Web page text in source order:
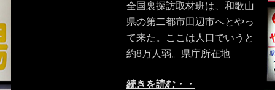
全国裏探訪取材班は、和歌山
県の第二都市田辺市へとやっ
て来た。ここは人口でいうと
約8万人弱。県庁所在地
続きを読む・・